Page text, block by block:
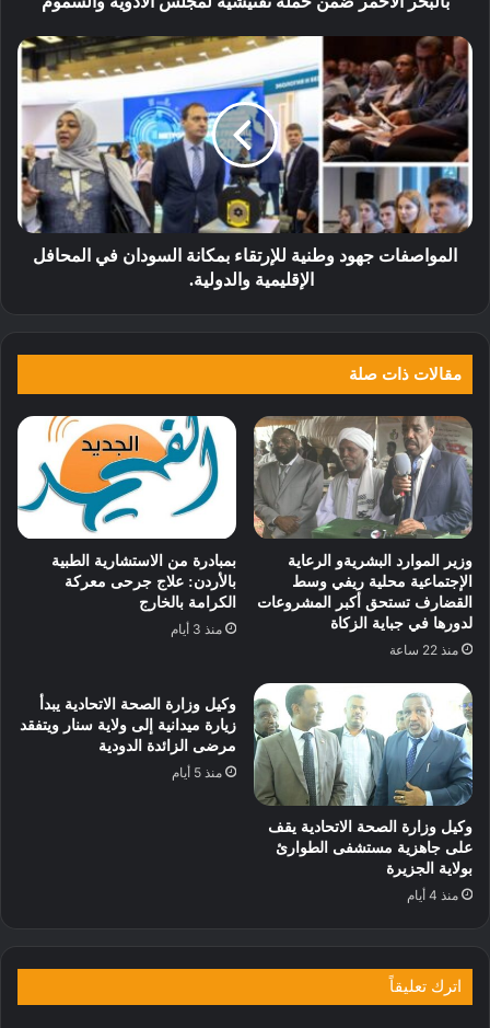
المواصفات جهود وطنية للإرتقاء بمكانة السودان في المحافل
الإقليمية والدولية.
مقالات ذات صلة
وزير الموارد البشريةو الرعاية
الإجتماعية محلية ريفي وسط
القضارف تستحق أكبر المشروعات
لدورها في جباية الزكاة
منذ 22 ساعة
بمبادرة من الاستشارية الطبية
بالأردن: علاج جرحى معركة
الكرامة بالخارج
منذ 3 أيام
وكيل وزارة الصحة الاتحادية يقف
على جاهزية مستشفى الطوارئ
بولاية الجزيرة
منذ 4 أيام
وكيل وزارة الصحة الاتحادية يبدأ
زيارة ميدانية إلى ولاية سنار ويتفقد
مرضى الزائدة الدودية
منذ 5 أيام
اترك تعليقاً